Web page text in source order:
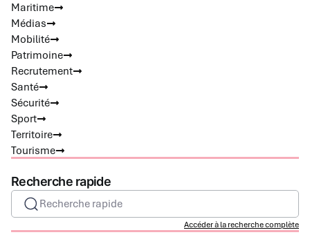
Maritime
Médias
Mobilité
Patrimoine
Recrutement
Santé
Sécurité
Sport
Territoire
Tourisme
Recherche rapide
Recherche rapide
Accéder à la recherche complète